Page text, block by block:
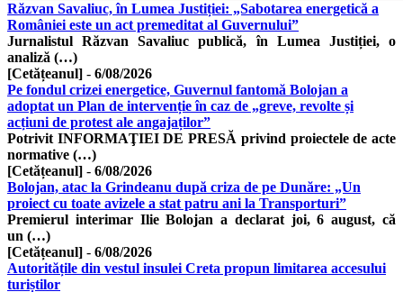
Răzvan Savaliuc, în Lumea Justiției: „Sabotarea energetică a
României este un act premeditat al Guvernului”
Jurnalistul Răzvan Savaliuc publică, în Lumea Justiției, o
analiză (…)
[Cetățeanul] - 6/08/2026
Pe fondul crizei energetice, Guvernul fantomă Bolojan a
adoptat un Plan de intervenție în caz de „greve, revolte și
acțiuni de protest ale angajaților”
Potrivit INFORMAŢIEI DE PRESĂ privind proiectele de acte
normative (…)
[Cetățeanul] - 6/08/2026
Bolojan, atac la Grindeanu după criza de pe Dunăre: „Un
proiect cu toate avizele a stat patru ani la Transporturi”
Premierul interimar Ilie Bolojan a declarat joi, 6 august, că
un (…)
[Cetățeanul] - 6/08/2026
Autoritățile din vestul insulei Creta propun limitarea accesului
turiștilor